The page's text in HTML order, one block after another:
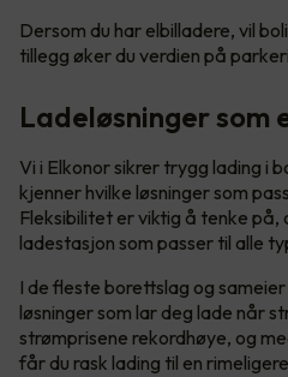
Dersom du har elbilladere, vil
tillegg øker du verdien på
Ladeløsninger som
Vi i Elkonor sikrer trygg lading i
kjenner hvilke løsninger som
Fleksibilitet er viktig å tenke
ladestasjon som passer til alle
I de fleste borettslag og
løsninger som lar deg lade når
strømprisene rekordhøye, og
får du rask lading til en